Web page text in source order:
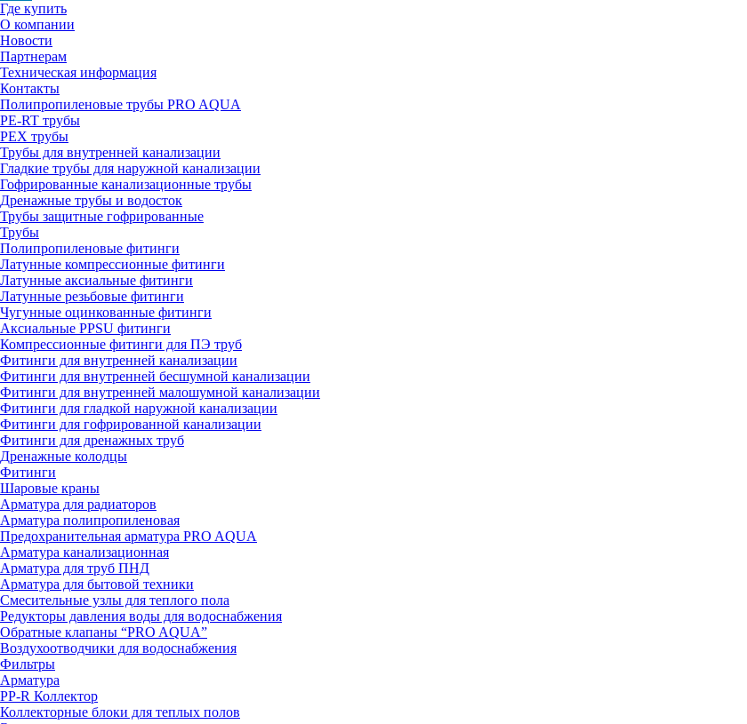
Где купить
О компании
Новости
Партнерам
Техническая информация
Контакты
Полипропиленовые трубы PRO AQUA
PE-RT трубы
PEX трубы
Трубы для внутренней канализации
Гладкие трубы для наружной канализации
Гофрированные канализационные трубы
Дренажные трубы и водосток
Трубы защитные гофрированные
Трубы
Полипропиленовые фитинги
Латунные компрессионные фитинги
Латунные аксиальные фитинги
Латунные резьбовые фитинги
Чугунные оцинкованные фитинги
Аксиальные PPSU фитинги
Компрессионные фитинги для ПЭ труб
Фитинги для внутренней канализации
Фитинги для внутренней бесшумной канализации
Фитинги для внутренней малошумной канализации
Фитинги для гладкой наружной канализации
Фитинги для гофрированной канализации
Фитинги для дренажных труб
Дренажные колодцы
Фитинги
Шаровые краны
Арматура для радиаторов
Арматура полипропиленовая
Предохранительная арматура PRO AQUA
Арматура канализационная
Арматура для труб ПНД
Арматура для бытовой техники
Смесительные узлы для теплого пола
Редукторы давления воды для водоснабжения
Обратные клапаны “PRO AQUA”
Воздухоотводчики для водоснабжения
Фильтры
Арматура
PP-R Коллектор
Коллекторные блоки для теплых полов